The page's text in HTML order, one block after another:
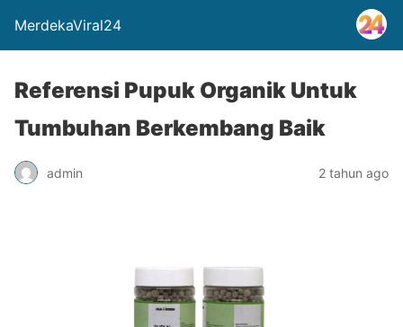
MerdekaViral24
Referensi Pupuk Organik Untuk
Tumbuhan Berkembang Baik
admin 2 tahun ago